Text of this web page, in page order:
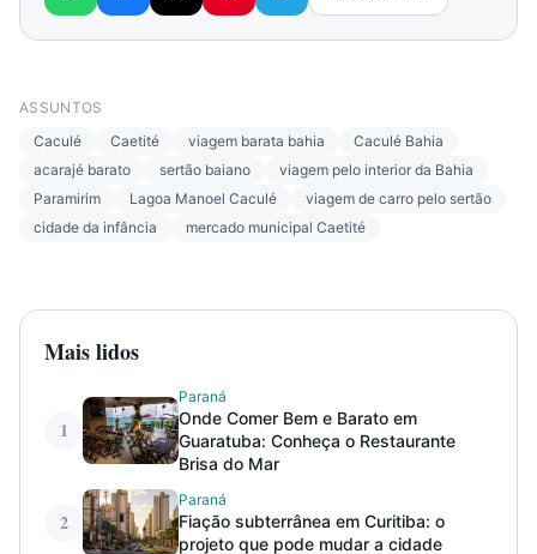
ASSUNTOS
Caculé
Caetité viagem barata bahia
Caculé Bahia
acarajé barato
sertão baiano
viagem pelo interior da Bahia
Paramirim
Lagoa Manoel Caculé
viagem de carro pelo sertão
cidade da infância
mercado municipal Caetité
Mais lidos
1
Paraná
Onde Comer Bem e Barato em
Guaratuba: Conheça o Restaurante
Brisa do Mar
2
Paraná
Fiação subterrânea em Curitiba: o
projeto que pode mudar a cidade